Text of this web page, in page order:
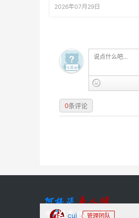
cui 管理团队
2026年07月29日
0条评论